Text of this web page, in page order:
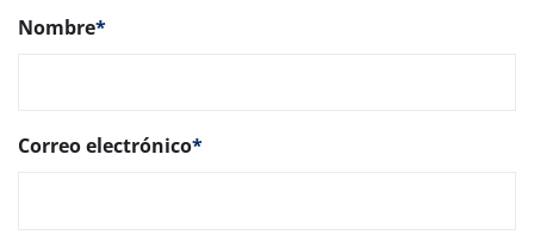
Nombre*
Correo electrónico*